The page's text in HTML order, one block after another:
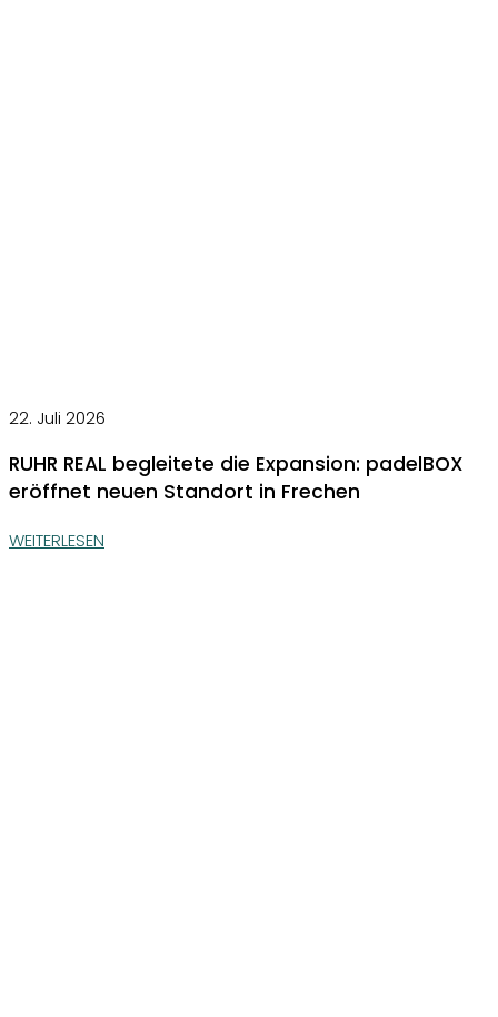
22. Juli 2026
RUHR REAL begleitete die Expansion: padelBOX
eröffnet neuen Standort in Frechen
WEITERLESEN